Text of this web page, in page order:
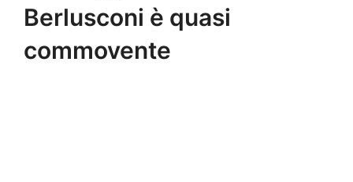
Berlusconi è quasi
commovente